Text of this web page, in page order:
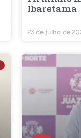
Ibaretama
23 de julho de